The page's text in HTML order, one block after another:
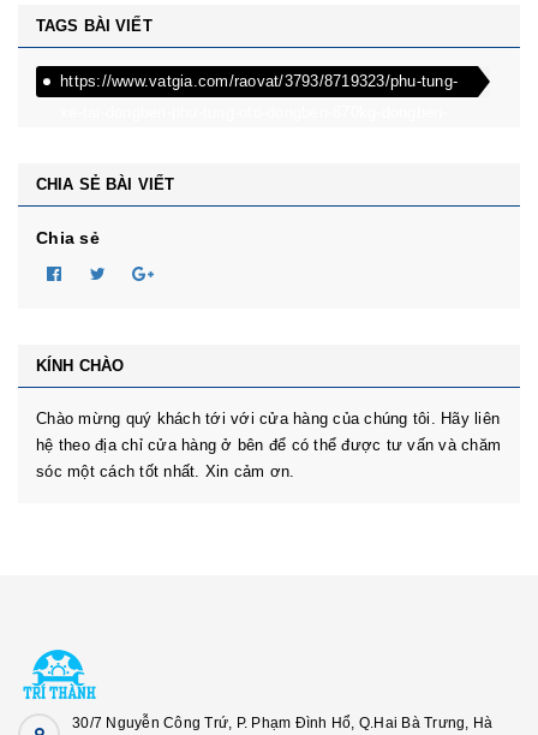
TAGS BÀI VIẾT
https://www.vatgia.com/raovat/3793/8719323/phu-tung-
CHIA SẺ BÀI VIẾT
Chia sẻ
KÍNH CHÀO
Chào mừng quý khách tới với cửa hàng của chúng tôi. Hãy liên
hệ theo địa chỉ cửa hàng ở bên để có thể được tư vấn và chăm
sóc một cách tốt nhất. Xin cảm ơn.
30/7 Nguyễn Công Trứ, P. Phạm Đình Hổ, Q.Hai Bà Trưng, Hà